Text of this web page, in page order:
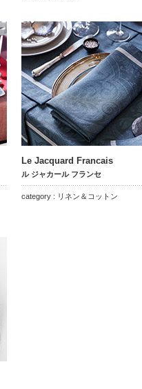
Le Jacquard Francais
ル ジャカール フランセ
category : リネン＆コットン